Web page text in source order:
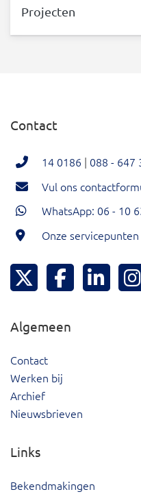
Projecten
Contact
14 0186 | 088 - 647
Vul ons
WhatsApp: 06 - 10
Onze servicepunten
Hoeksche Waard
Hoeksche
Algemeen
Contact
Werken bij
Archief
Nieuwsbrieven
Links
Bekendmakingen